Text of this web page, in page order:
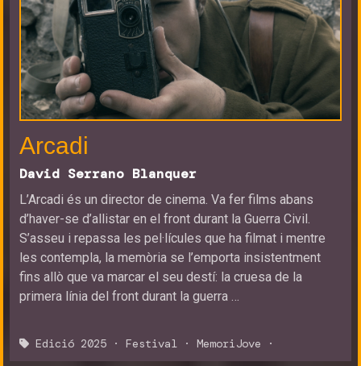
Arcadi
David Serrano Blanquer
L’Arcadi és un director de cinema. Va fer films abans
d’haver-se d’allistar en el front durant la Guerra Civil.
S’asseu i repassa les pel·lícules que ha filmat i mentre
les contempla, la memòria se l’emporta insistentment
fins allò que va marcar el seu destí: la cruesa de la
primera línia del front durant la guerra …
Edició 2025 · Festival · MemoriJove ·